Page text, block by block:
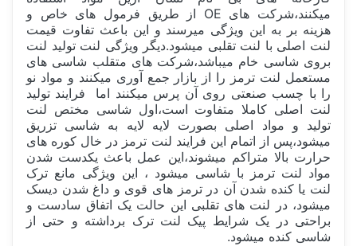
میکنند،شرکت های OE از طریق فرمول های خاص و
هزینه بر به این ویژگی میرسند و این باعث تفاوت قیمت
لنت اصلی با لنت تقلبی میشود.دیگر ویژگی لنت تولید لنت
بروی شاسی خام میباشد،شرکت های متقلب شاسی های
مستعمل لنت ترمز را از بازار جمع آوری میکنند و مواد نو
را با چسب صنعتی روی آن پرس میکنند اما فرایند تولید
لنت اصلی کاملا متفاوت است،اول شاسی مختص لنت
تولید و مواد اصلی بصورت لایه لایه به شاسی تزریق
میشود،پس از اتمام این فرایند لنت ترمز در خال کوره های
حرارت بالا متراکم میشوند،این عمل باعث یکدست شدن
مواد لنت ترمز با شاسی میشود ، این ویژگی مانع ترک
لنت یا کنده شدن آن در ترمز های قوی و داغ شدن دیسک
میشود، در لنت های تقلبی این حالت یک اتفاق سادست و
براحتی در یک شرایط پیک لنت ترک برداشته و حتی از
شاسی کنده میشود.